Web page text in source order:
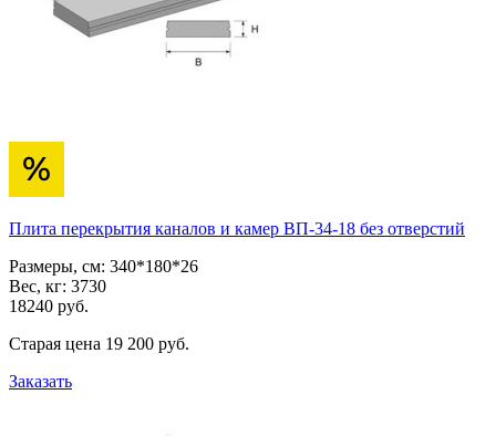
Плита перекрытия каналов и камер ВП-34-18 без отверстий
Размеры, см: 340*180*26
Вес, кг: 3730
18240 pуб.
Старая цена 19 200 pуб.
Заказать